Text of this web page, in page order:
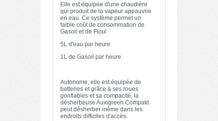
Elle est équipée d'une chaudière
qui produit de la vapeur appauvrie
en eau. Ce système permet un
faible coût de consommation de
Gasoil et de Fioul
5L d'eau par heure
1L de Gasoil par heure
Autonome, elle est équipée de
batteries et grâce à ses roues
gonflables et sa compacité, la
désherbeuse Auxigreen Compakt
peut désherber même dans les
endroits difficiles d'accès.